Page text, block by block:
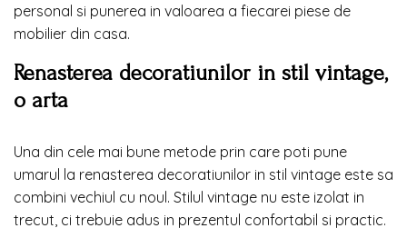
personal si punerea in valoarea a fiecarei piese de
mobilier din casa.
Renasterea decoratiunilor in stil vintage,
o arta
Una din cele mai bune metode prin care poti pune
umarul la renasterea decoratiunilor in stil vintage este sa
combini vechiul cu noul. Stilul vintage nu este izolat in
trecut, ci trebuie adus in prezentul confortabil si practic.